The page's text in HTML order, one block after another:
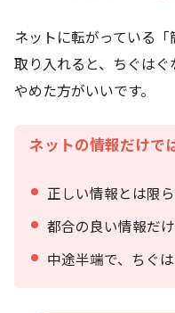
ネットに転がっている
取り入れると、ちぐはぐ
やめた方がいいです。
ネットの情報だけで
正しい情報とは限
都合の良い情報だ
中途半端で、ちぐ